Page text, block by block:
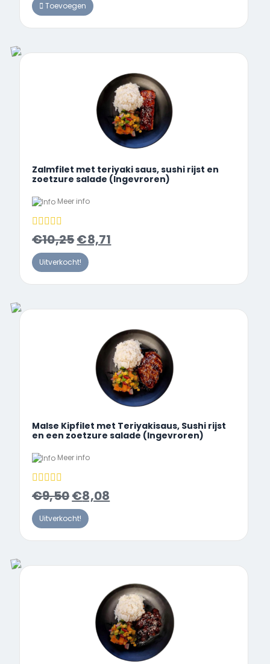
Toevoegen
Zalmfilet met teriyaki saus, sushi rijst en
zoetzure salade (Ingevroren)
Meer info
€10,25€8,71
Uitverkocht!
Malse Kipfilet met Teriyakisaus, Sushi rijst
en een zoetzure salade (Ingevroren)
Meer info
€9,50€8,08
Uitverkocht!